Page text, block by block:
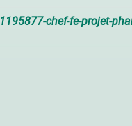
chef-fe-projet-